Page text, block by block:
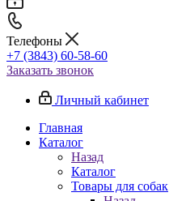
Телефоны
+7 (3843) 60-58-60
Заказать звонок
Личный кабинет
Главная
Каталог
Назад
Каталог
Товары для собак